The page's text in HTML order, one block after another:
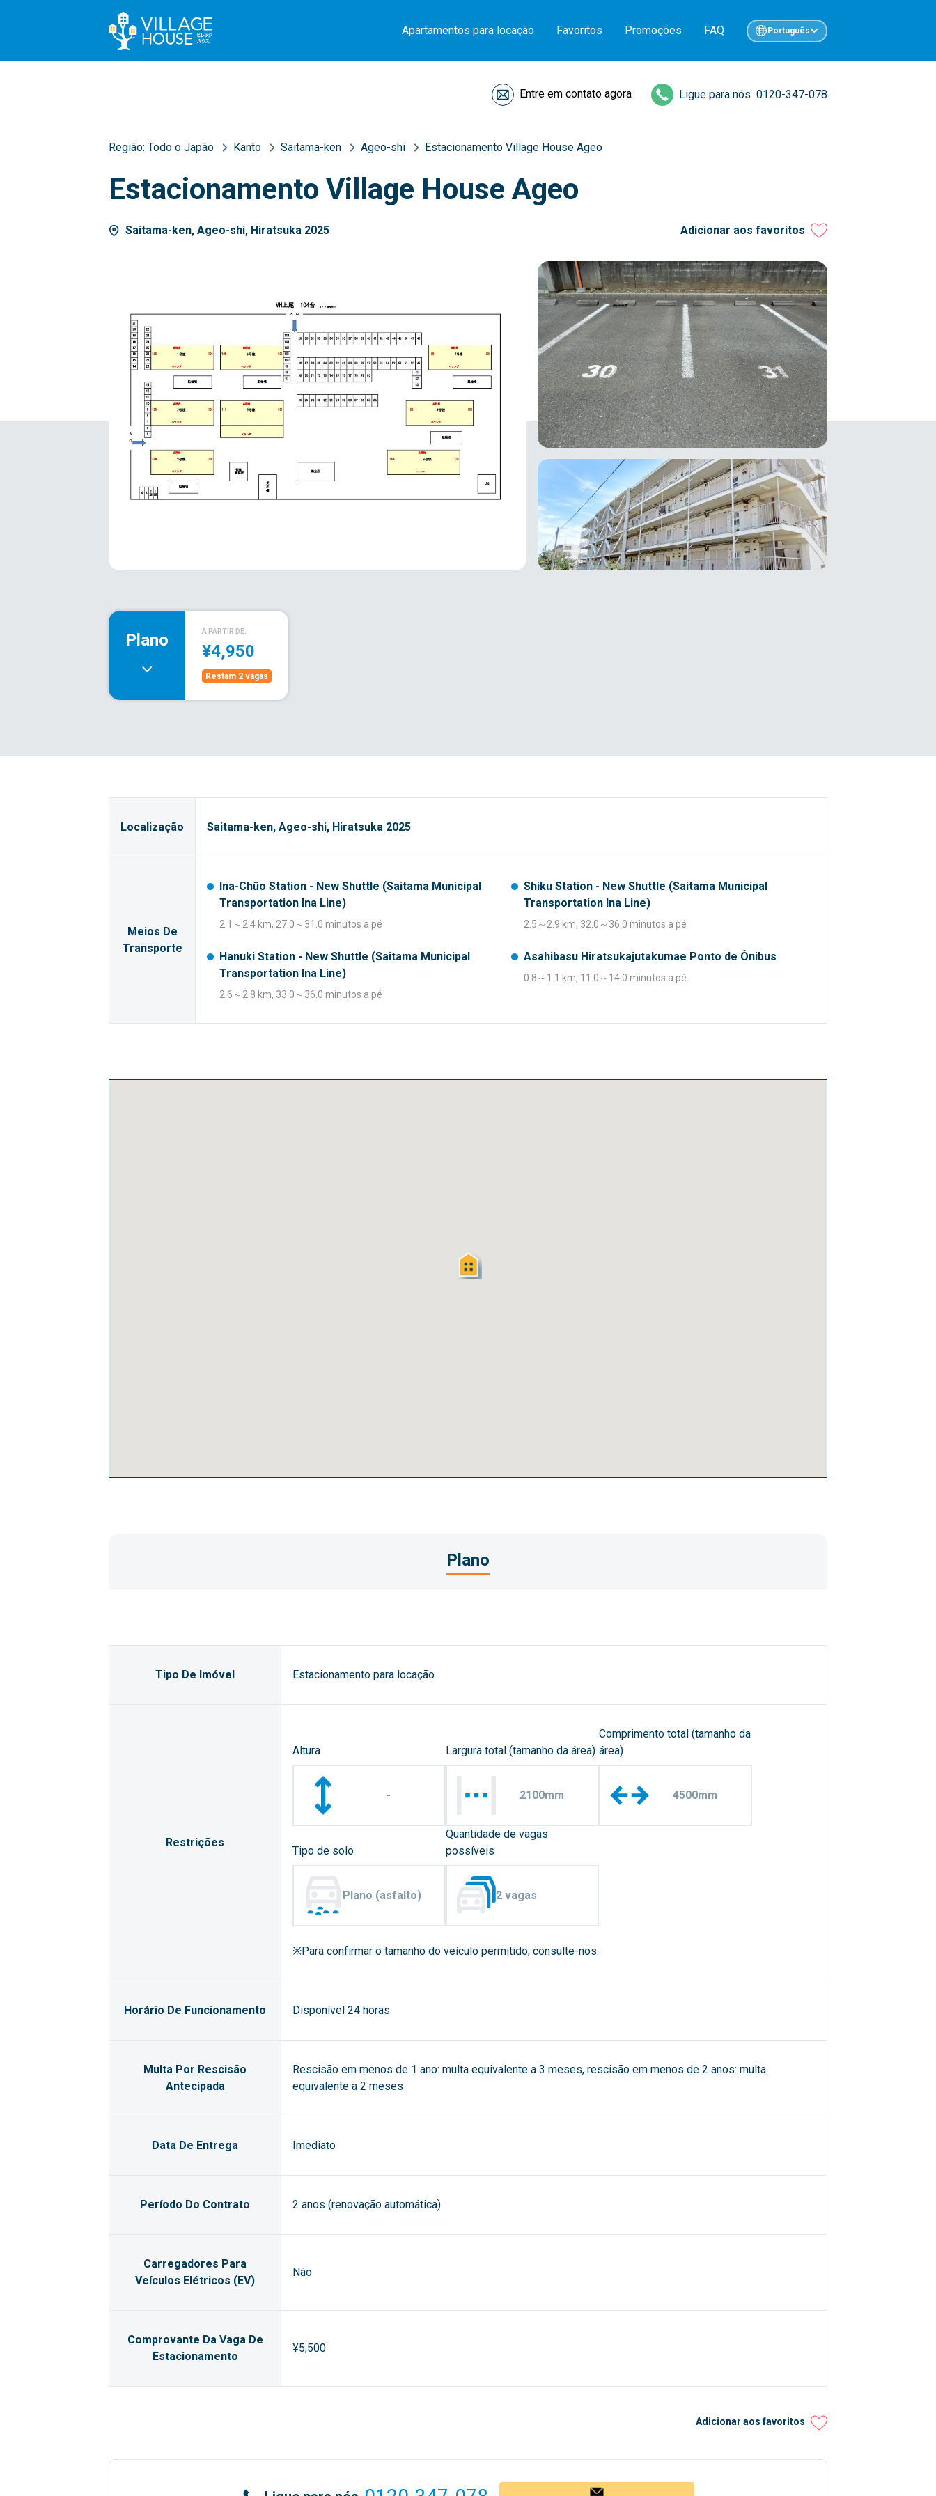
Apartamentos para locação Favoritos Promoções FAQ Português
Entre em contato agora Ligue para nós 0120-347-078
Região: Todo o Japão Kanto Saitama-ken Ageo-shi Estacionamento Village House Ageo
Estacionamento Village House Ageo
Saitama-ken, Ageo-shi, Hiratsuka 2025 Adicionar aos favoritos
Plano A PARTIR DE:
¥4,950
Restam 2 vagas
Localização Saitama-ken, Ageo-shi, Hiratsuka 2025
Meios De
Transporte
Ina-Chūo Station - New Shuttle (Saitama Municipal
Transportation Ina Line)
2.1～2.4 km, 27.0～31.0 minutos a pé
Shiku Station - New Shuttle (Saitama Municipal
Transportation Ina Line)
2.5～2.9 km, 32.0～36.0 minutos a pé
Hanuki Station - New Shuttle (Saitama Municipal
Transportation Ina Line)
2.6～2.8 km, 33.0～36.0 minutos a pé
Asahibasu Hiratsukajutakumae Ponto de Ônibus
0.8～1.1 km, 11.0～14.0 minutos a pé
Plano
Tipo De Imóvel Estacionamento para locação
Restrições
Altura
-
Largura total (tamanho da área)
2100mm
Comprimento total (tamanho da
área)
4500mm
Tipo de solo
Plano (asfalto)
Quantidade de vagas
possíveis
2 vagas
※Para confirmar o tamanho do veículo permitido, consulte-nos.
Horário De Funcionamento Disponível 24 horas
Multa Por Rescisão
Antecipada
Rescisão em menos de 1 ano: multa equivalente a 3 meses, rescisão em menos de 2 anos: multa
equivalente a 2 meses
Data De Entrega Imediato
Período Do Contrato 2 anos (renovação automática)
Carregadores Para
Veículos Elétricos (EV)
Não
Comprovante Da Vaga De
Estacionamento
¥5,500
Adicionar aos favoritos